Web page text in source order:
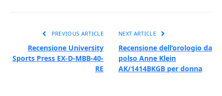
PREVIOUS ARTICLE
Recensione University
Sports Press EX-D-MBB-40-
RE
NEXT ARTICLE
Recensione dell’orologio da
polso Anne Klein
AK/1414BKGB per donna